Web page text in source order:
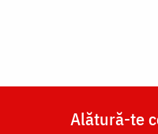
Alătură-te